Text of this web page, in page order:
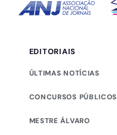
EDITORIAIS
ÚLTIMAS NOTÍCIAS
CONCURSOS PÚBLICOS
MESTRE ÁLVARO